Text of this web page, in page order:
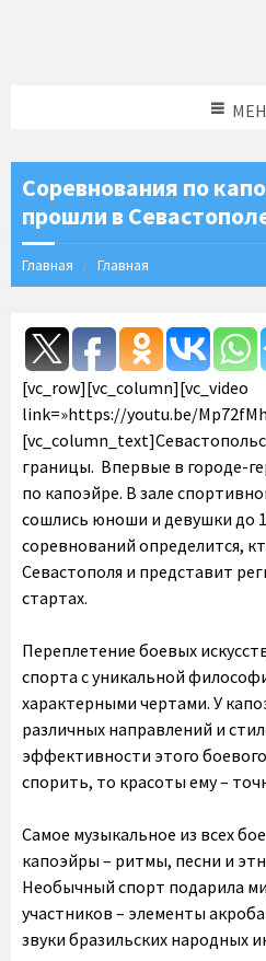
Соревнования по
прошли в
Главная Главная
[vc_row][vc_column][vc_video
link=»https://youtu.be/
границы. Впервые в городе-
по капоэйре. В зале
сошлись юноши и девушки до
соревнований определится,
Севастополя и представит
стартах.
Переплетение боевых
спорта с уникальной
характерными чертами. У
различных направлений и
эффективности этого
спорить, то красоты ему –
Самое музыкальное из всех
капоэйры – ритмы, песни и
Необычный спорт подарила
участников – элементы
звуки бразильских народных